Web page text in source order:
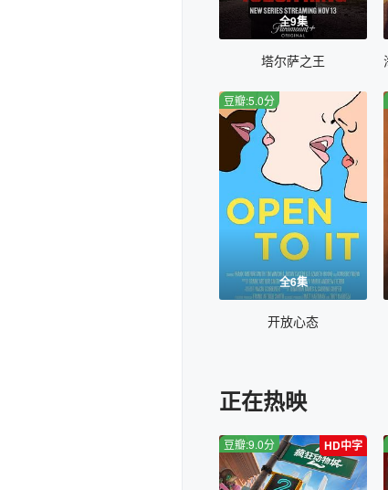
全9集
塔尔萨之王
全6集
豆瓣:5.0分
开放心态
正在热映
HD中字
豆瓣:9.0分